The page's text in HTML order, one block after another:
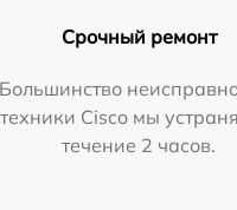
Срочный ремонт
Большинство
техники Cisco мы
течение 2 часов.